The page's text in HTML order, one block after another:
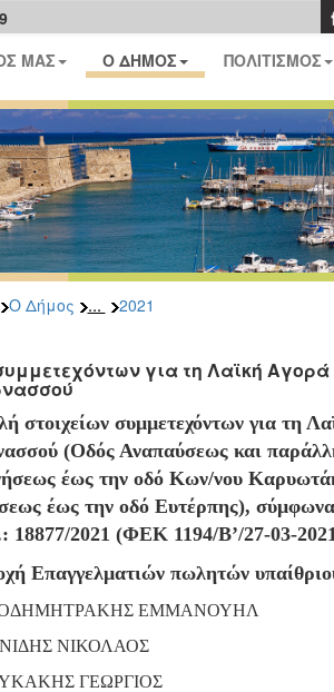
ΜΑΣ Ο ΔΗΜΟΣ ΠΟΛΙΤΙΣΜΟΣ
Ο Δήμος ... 2021
για τη Λαϊκή Αγορά
στοιχείων συμμετεχόντων για τη
(Οδός Αναπαύσεως και
έως την οδό Κων/νου
έως την οδό Ευτέρπης),
18877/2021 (ΦΕΚ 1194/Β’/27-03-
Επαγγελματιών πωλητών
ΕΜΜΑΝΟΥΗΛ
ΝΙΚΟΛΑΟΣ
ΓΕΩΡΓΙΟΣ